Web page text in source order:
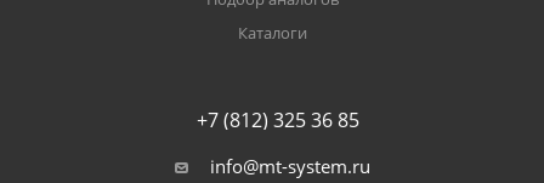
Каталоги
+7 (812) 325 36 85
info@mt-system.ru